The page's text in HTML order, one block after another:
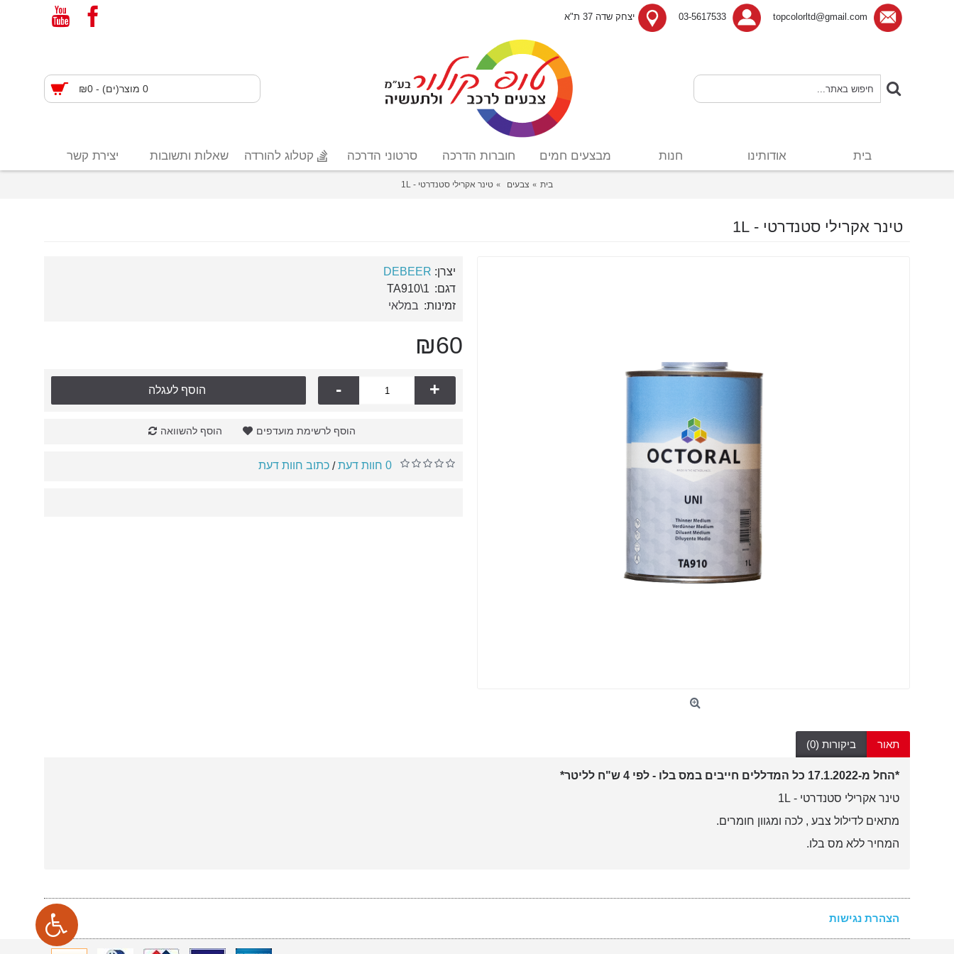
topcolorltd@gmail.com
03-5617533 יצחק שדה 37 ת"א
0 מוצר(ים) - ₪0
בית אודותינו חנות מבצעים חמים חוברות הדרכה סרטוני הדרכה קטלוג להורדה שאלות ותשובות יצירת קשר
בית צבעים טינר אקרילי סטנדרטי - 1L
טינר אקרילי סטנדרטי - 1L
יצרן: DEBEER
דגם: TA910\1
זמינות: במלאי
₪60
- + הוסף לעגלה
הוסף לרשימת מועדפים הוסף להשוואה
0 חוות דעת / כתוב חוות דעת
תאור ביקורות (0)
*החל מ-17.1.2022 כל המדללים חייבים במס בלו - לפי 4 ש"ח לליטר*
טינר אקרילי סטנדרטי - 1L
מתאים לדילול צבע , לכה ומגוון חומרים.
המחיר ללא מס בלו.
הצהרת נגישות